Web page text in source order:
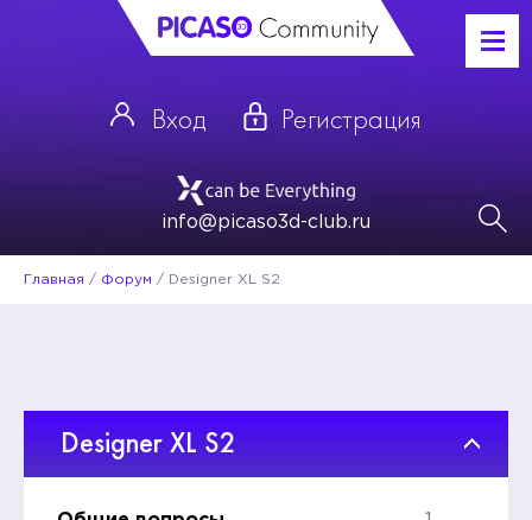
Вход Регистрация
info@picaso3d-club.ru
Главная / Форум / Designer XL S2
Designer XL S2